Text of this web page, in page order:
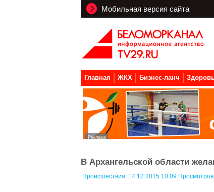
Мобильная версия сайта
Главная ЖКХ Бизнес-ланч
В Архангельской области
Происшествия: 14.12.2015 10:09